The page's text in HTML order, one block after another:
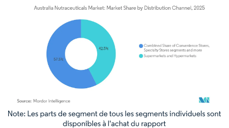
Image © Mordor Intelligence. La réutilisation nécessite une attribution sous CC BY